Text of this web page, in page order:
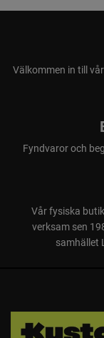
Välkommen in till
Fyndvaror och
Vår fysiska butik
verksam sen
samhället